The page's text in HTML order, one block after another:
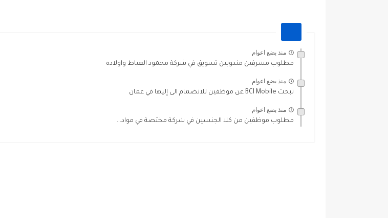
منذ بضع اعوام
مطلوب مشرفين مندوبين تسويق في شركة محمود العياط واولاده
منذ بضع اعوام
تبحث BCI Mobile عن موظفين للانضمام الى إليها في عمان
منذ بضع اعوام
مطلوب موظفين من كلا الجنسين في شركة مختصة في مواد...